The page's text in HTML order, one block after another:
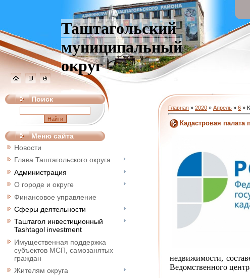
Таштагольский
муниципальный
округ
Поиск
Меню сайта
Новости
Глава Таштагольского округа
Администрация
О городе и округе
Финансовое управление
Сферы деятельности
Таштагол инвестиционный
Tashtagol investment
Имущественная поддержка
субъектов МСП, самозанятых
граждан
Жителям округа
Главная » 2020 » Апрель » 6 »
Кадастровая палата
недвижимости,
Ведомственного